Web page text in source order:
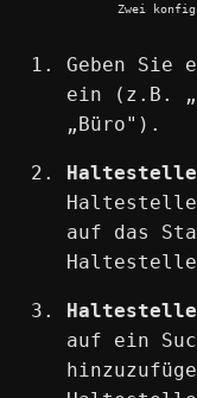
Zwei
Geben Sie
ein (z.B.
„Büro").
auf das
auf ein